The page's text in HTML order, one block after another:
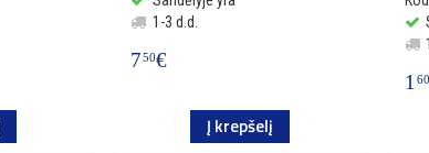
1-3 d.d.
7 50€
Į krepšelį
160